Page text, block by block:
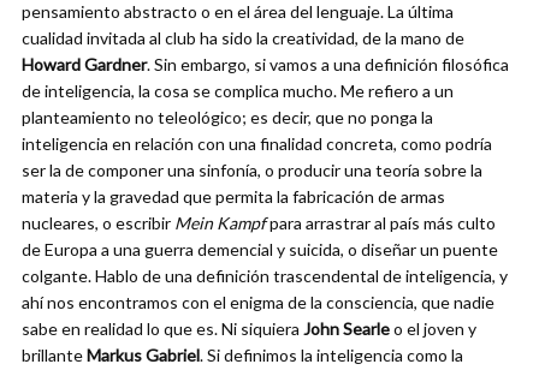
pensamiento abstracto o en el área del lenguaje. La última
cualidad invitada al club ha sido la creatividad, de la mano de
Howard Gardner. Sin embargo, si vamos a una definición filosófica
de inteligencia, la cosa se complica mucho. Me refiero a un
planteamiento no teleológico; es decir, que no ponga la
inteligencia en relación con una finalidad concreta, como podría
ser la de componer una sinfonía, o producir una teoría sobre la
materia y la gravedad que permita la fabricación de armas
nucleares, o escribir Mein Kampfpara arrastrar al país más culto
de Europa a una guerra demencial y suicida, o diseñar un puente
colgante. Hablo de una definición trascendental de inteligencia, y
ahí nos encontramos con el enigma de la consciencia, que nadie
sabe en realidad lo que es. Ni siquiera John Searleo el joven y
brillanteMarkus Gabriel. Si definimos la inteligencia como la